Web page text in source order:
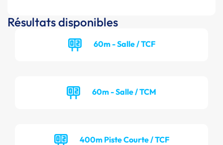
Résultats disponibles
60m - Salle / TCF
60m - Salle / TCM
400m Piste Courte / TCF